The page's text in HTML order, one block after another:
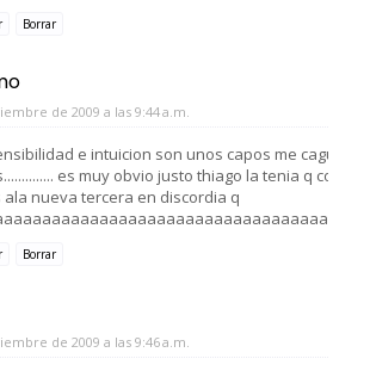
Borrar
de 2009 a las 9:44 a.m.
e intuicion son unos capos me cague
es muy obvio justo thiago la tenia q
nueva tercera en discordia q
Borrar
de 2009 a las 9:46 a.m.